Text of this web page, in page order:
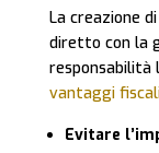
La creazione
diretto con la
responsabilità
vantaggi
Evitare